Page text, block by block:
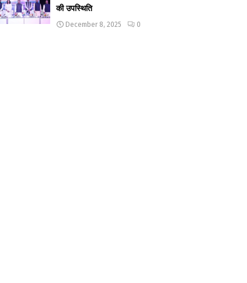
की उपस्थिति
December 8, 2025 0